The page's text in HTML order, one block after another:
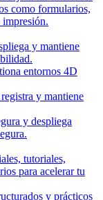
como formularios,
impresión.
y mantiene
entornos 4D
y mantiene
y despliega
tutoriales,
para acelerar tu
y prácticos